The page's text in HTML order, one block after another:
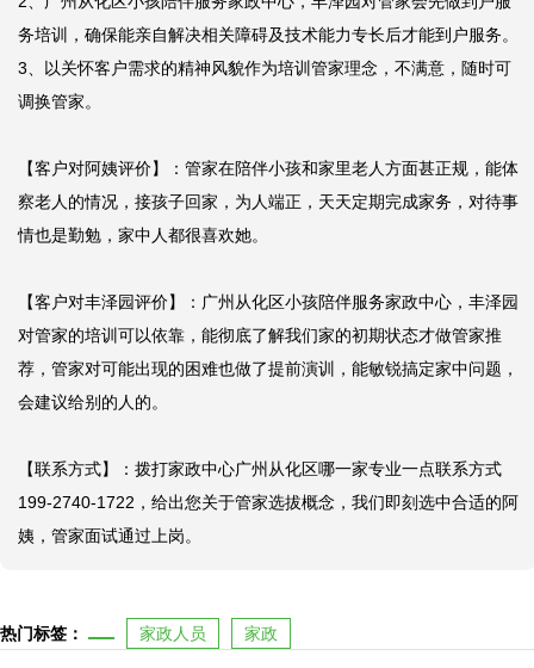
务培训，确保能亲自解决相关障碍及技术能力专长后才能到户服务。
3、以关怀客户需求的精神风貌作为培训管家理念，不满意，随时可
调换管家。
【客户对阿姨评价】：管家在陪伴小孩和家里老人方面甚正规，能体
察老人的情况，接孩子回家，为人端正，天天定期完成家务，对待事
情也是勤勉，家中人都很喜欢她。
【客户对丰泽园评价】：广州从化区小孩陪伴服务家政中心，丰泽园
对管家的培训可以依靠，能彻底了解我们家的初期状态才做管家推
荐，管家对可能出现的困难也做了提前演训，能敏锐搞定家中问题，
会建议给别的人的。
【联系方式】：拨打家政中心广州从化区哪一家专业一点联系方式
199-2740-1722，给出您关于管家选拔概念，我们即刻选中合适的阿
姨，管家面试通过上岗。
热门标签： 家政人员 家政